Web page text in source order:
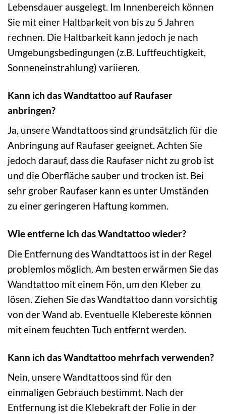
Lebensdauer ausgelegt. Im Innenbereich können
Sie mit einer Haltbarkeit von bis zu 5 Jahren
rechnen. Die Haltbarkeit kann jedoch je nach
Umgebungsbedingungen (z.B. Luftfeuchtigkeit,
Sonneneinstrahlung) variieren.
Kann ich das Wandtattoo auf Raufaser
anbringen?
Ja, unsere Wandtattoos sind grundsätzlich für die
Anbringung auf Raufaser geeignet. Achten Sie
jedoch darauf, dass die Raufaser nicht zu grob ist
und die Oberfläche sauber und trocken ist. Bei
sehr grober Raufaser kann es unter Umständen
zu einer geringeren Haftung kommen.
Wie entferne ich das Wandtattoo wieder?
Die Entfernung des Wandtattoos ist in der Regel
problemlos möglich. Am besten erwärmen Sie das
Wandtattoo mit einem Fön, um den Kleber zu
lösen. Ziehen Sie das Wandtattoo dann vorsichtig
von der Wand ab. Eventuelle Klebereste können
mit einem feuchten Tuch entfernt werden.
Kann ich das Wandtattoo mehrfach verwenden?
Nein, unsere Wandtattoos sind für den
einmaligen Gebrauch bestimmt. Nach der
Entfernung ist die Klebekraft der Folie in der